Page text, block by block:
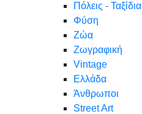
Πόλεις - Ταξίδια
Φύση
Ζώα
Ζωγραφική
Vintage
Ελλάδα
Άνθρωποι
Street Art